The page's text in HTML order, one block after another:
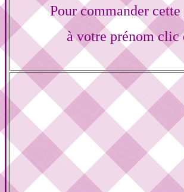
Pour commander cette
à votre prénom clic